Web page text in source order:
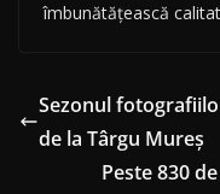
îmbunătățească
Sezonul
de la Târgu Mureș
Peste 830